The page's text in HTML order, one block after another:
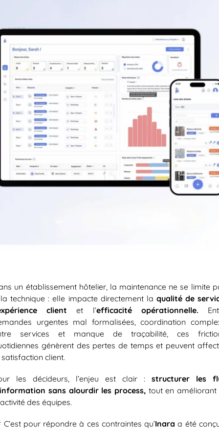
un établissement hôtelier, la maintenance ne se limite
technique : elle impacte directement la qualité de
client et l’efficacité opérationnelle.
urgentes mal formalisées, coordination
services et manque de traçabilité, ces
génèrent des pertes de temps et peuvent
client.
les décideurs, l’enjeu est clair : structurer les
sans alourdir les process, tout en améliorant
des équipes.
C’est pour répondre à ces contraintes qu’Inara a été